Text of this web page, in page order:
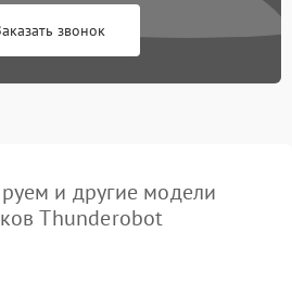
звонок
и другие модели
Thunderobot